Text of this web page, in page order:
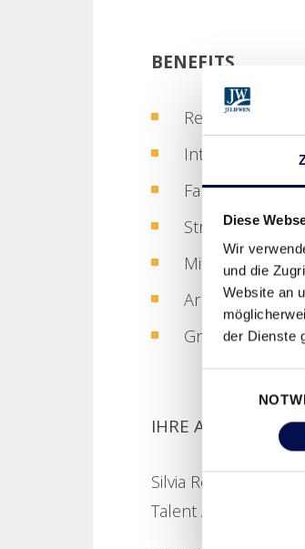
Diese
Wir
und die
Website an
der Dienste
BENEFITS
Regionales
Internationale
Familiäre
Stressfreie
Gratis Obst am
IHRE
Silvia Rotter
Talent Acquisition